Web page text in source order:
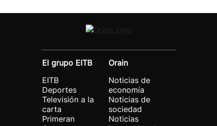
El grupo EITB
EITB
Deportes
Televisión a la
carta
Primeran
Orain
Noticias de
economía
Noticias de
sociedad
Noticias